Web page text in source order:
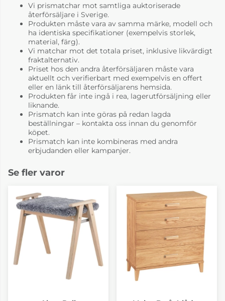
Vi prismatchar mot samtliga auktoriserade
återförsäljare i Sverige.
Produkten måste vara av samma märke, modell och
ha identiska specifikationer (exempelvis storlek,
material, färg).
Vi matchar mot det totala priset, inklusive likvärdigt
fraktalternativ.
Priset hos den andra återförsäljaren måste vara
aktuellt och verifierbart med exempelvis en offert
eller en länk till återförsäljarens hemsida.
Produkten får inte ingå i rea, lagerutförsäljning eller
liknande.
Prismatch kan inte göras på redan lagda
beställningar – kontakta oss innan du genomför
köpet.
Prismatch kan inte kombineras med andra
erbjudanden eller kampanjer.
Se fler varor